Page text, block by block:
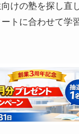
向けの塾を探し直
ートに合わせて学